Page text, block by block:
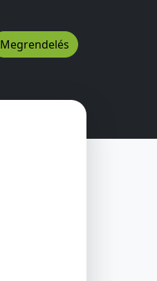
Megrendelés